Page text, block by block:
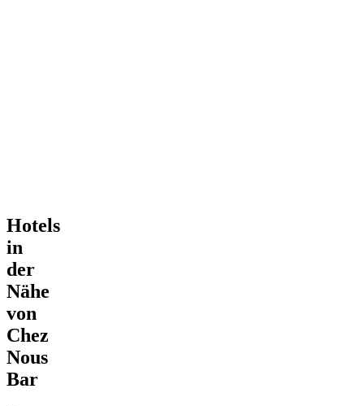
Hotels
in
der
Nähe
von
Chez
Nous
Bar